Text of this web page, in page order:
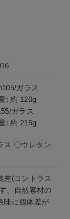
ガラス
: 約 120g
ガラス
: 約 215g
ス 〇ウレタン
差(コントラス
。自然素材の
味に個体差が